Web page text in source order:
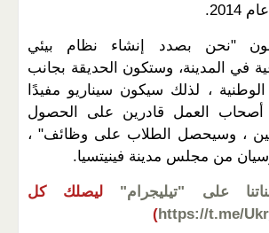
"نحن بصدد إنشاء نظام بيئي
في المدينة، وستكون الحديقة بجانب
، لذلك سيكون سيناريو مفيدًا
أصحاب العمل قادرين على الحصول
، وسيحصل الطلاب على وظائف" ،
من مجلس مدينة فينيتسيا.
على "تيليجرام"
ليصلك كل
https://t.me/
)